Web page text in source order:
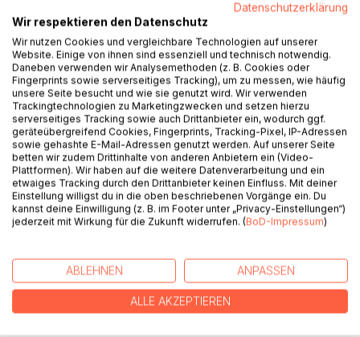
ihren Werken. Heute gibt es etwa 35 000 Sorten dieser aus
Osteuropa importierten Zierpflanze und sie erfreut sich
wieder großer Beliebtheit: die Kamelie mit ihrer attraktiven
Blütenpracht.
Dieses Buch informiert über die Aufzucht und artgerechte
Pflege von Kamelien, gibt Hinweise zur Anschaffung,
Schädlingsbekämpfung, Veredelung und Vieles mehr. Der
Autor, leidenschaftlicher Hobbyzüchter dieser Zierpflanze,
hat in mehr als 25 Jahren umfangreiche praktische
Erfahrungen mit Kamelien gesammelt. Er teilt sein
praxiserprobtes Wissen mit und gibt zahlreiche
Expertentipps. Die Fachkenntnisse sind anschaulich
vermittelt und können vom Leser direkt umgesetzt werden.
Stimmungsvolle Schwarz-Weiß-Fotos, eine Einführung in
prachtvolle Pflanze laden ein zum Schmökern und
Innehalten.
Datenschutzerklärung
Wir respektieren den Datenschutz
Wir nutzen Cookies und vergleichbare Technologien auf unserer
Website. Einige von ihnen sind essenziell und technisch notwendig.
Daneben verwenden wir Analysemethoden (z. B. Cookies oder
Fingerprints sowie serverseitiges Tracking), um zu messen, wie häufig
unsere Seite besucht und wie sie genutzt wird. Wir verwenden
Trackingtechnologien zu Marketingzwecken und setzen hierzu
serverseitiges Tracking sowie auch Drittanbieter ein, wodurch ggf.
geräteübergreifend Cookies, Fingerprints, Tracking-Pixel, IP-Adressen
sowie gehashte E-Mail-Adressen genutzt werden. Auf unserer Seite
betten wir zudem Drittinhalte von anderen Anbietern ein (Video-
Plattformen). Wir haben auf die weitere Datenverarbeitung und ein
etwaiges Tracking durch den Drittanbieter keinen Einfluss. Mit deiner
Einstellung willigst du in die oben beschriebenen Vorgänge ein. Du
kannst deine Einwilligung (z. B. im Footer unter „Privacy-Einstellungen“)
jederzeit mit Wirkung für die Zukunft widerrufen. (BoD-Impressum)
ABLEHNEN ANPASSEN
ALLE AKZEPTIEREN